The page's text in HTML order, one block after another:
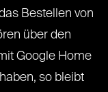
Bestellen von
über den
Google Home
so bleibt